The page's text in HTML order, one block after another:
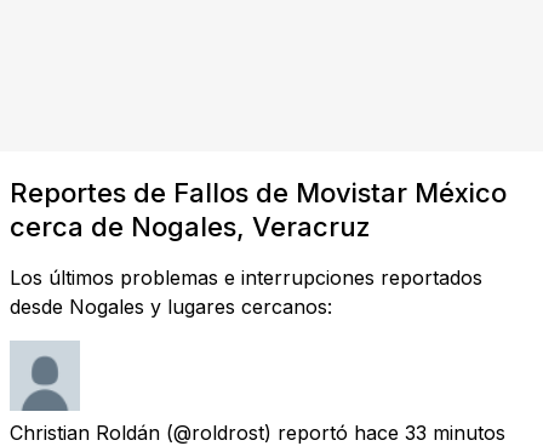
Reportes de Fallos de Movistar México
cerca de Nogales, Veracruz
Los últimos problemas e interrupciones reportados
desde Nogales y lugares cercanos:
Christian Roldán (@roldrost) reportó hace 33 minutos